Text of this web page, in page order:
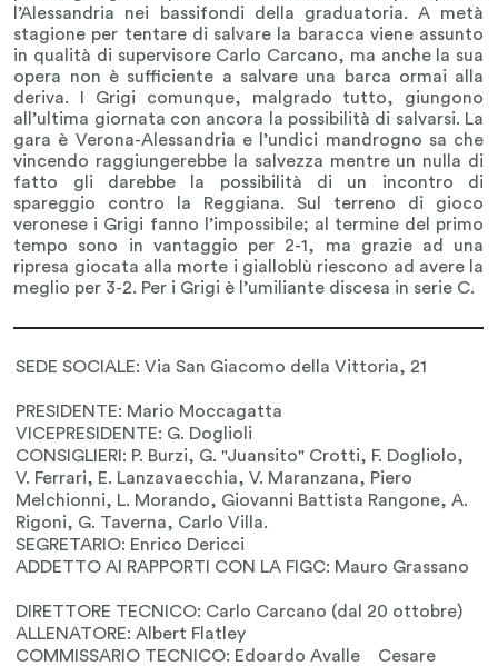
l’Alessandria nei bassifondi della graduatoria. A metà
stagione per tentare di salvare la baracca viene assunto
in qualità di supervisore Carlo Carcano, ma anche la sua
opera non è sufficiente a salvare una barca ormai alla
deriva. I Grigi comunque, malgrado tutto, giungono
all’ultima giornata con ancora la possibilità di salvarsi. La
gara è Verona-Alessandria e l’undici mandrogno sa che
vincendo raggiungerebbe la salvezza mentre un nulla di
fatto gli darebbe la possibilità di un incontro di
spareggio contro la Reggiana. Sul terreno di gioco
veronese i Grigi fanno l’impossibile; al termine del primo
tempo sono in vantaggio per 2-1, ma grazie ad una
ripresa giocata alla morte i gialloblù riescono ad avere la
meglio per 3-2. Per i Grigi è l’umiliante discesa in serie C.